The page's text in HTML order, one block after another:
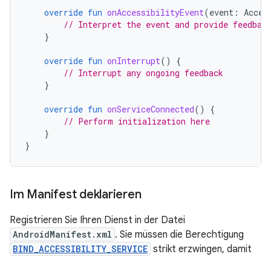
override fun onAccessibilityEvent(event :
// Interpret the event and provide
}
override fun onInterrupt()
{
// Interrupt any ongoing feedback
}
override fun onServiceConnected()
{
// Perform initialization here
}
}
Im Manifest deklarieren
Registrieren Sie Ihren Dienst in der Datei
AndroidManifest.xml . Sie müssen die Berechtigung
BIND_ACCESSIBILITY_SERVICE strikt erzwingen, damit